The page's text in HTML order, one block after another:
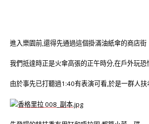
進入樂園前,還得先通過這個掛滿油紙傘的商店街
我們抵達時正是火傘高張的正午時分,在戶外玩恐
由於事先已打聽過1:40有表演可看,於是一群人